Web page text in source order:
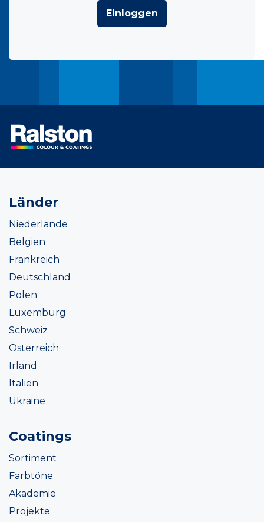
Einloggen
Länder
Niederlande
Belgien
Frankreich
Deutschland
Polen
Luxemburg
Schweiz
Österreich
Irland
Italien
Ukraine
Coatings
Sortiment
Farbtöne
Akademie
Projekte